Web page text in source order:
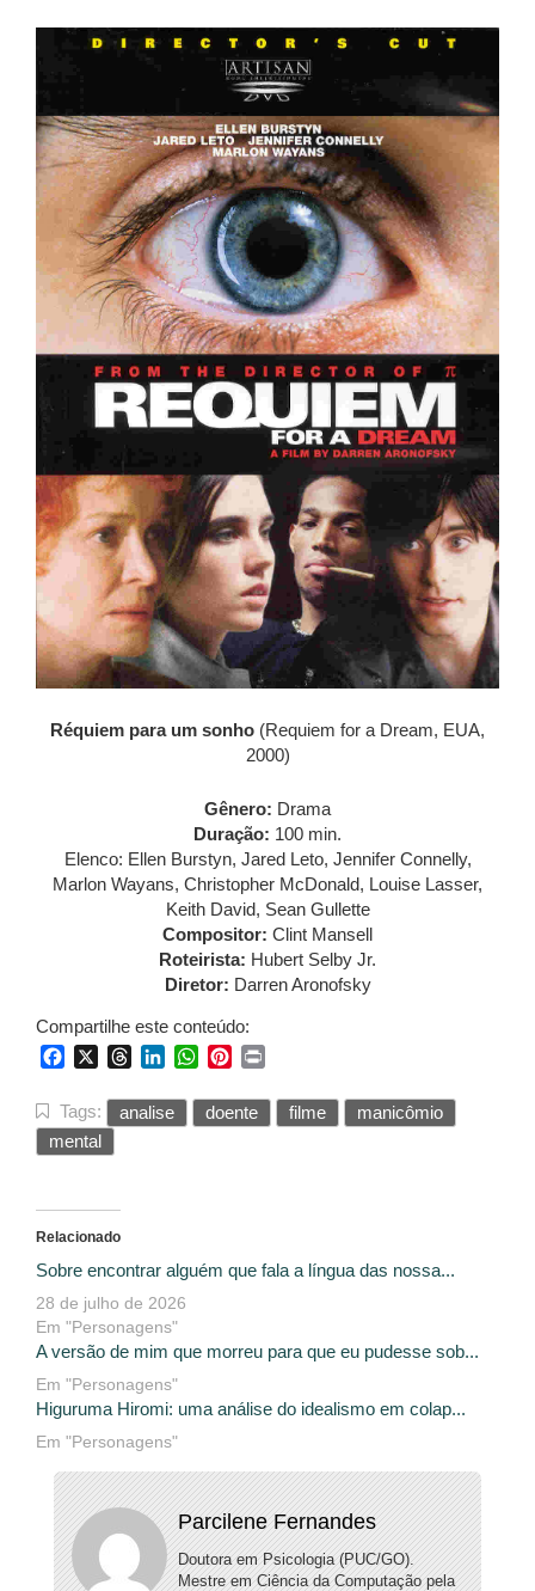
Réquiem para um sonho (Requiem for a Dream, EUA,
2000)
Gênero: Drama
Duração: 100 min.
Elenco: Ellen Burstyn, Jared Leto, Jennifer Connelly,
Marlon Wayans, Christopher McDonald, Louise Lasser,
Keith David, Sean Gullette
Compositor: Clint Mansell
Roteirista: Hubert Selby Jr.
Diretor: Darren Aronofsky
Compartilhe este conteúdo:
FacebookThreadsLinkedInWhatsApp
Pinterest
Tags: analise doente filme
manicômio
mental
Relacionado
Sobre encontrar alguém que fala a língua das nossa...
28 de julho de 2026
Em "Personagens"
A versão de mim que morreu para que eu pudesse sob...
Em "Personagens"
Higuruma Hiromi: uma análise do idealismo em colap...
Em "Personagens"
Parcilene Fernandes
Doutora em Psicologia (PUC/GO).
Mestre em Ciência da Computação pela